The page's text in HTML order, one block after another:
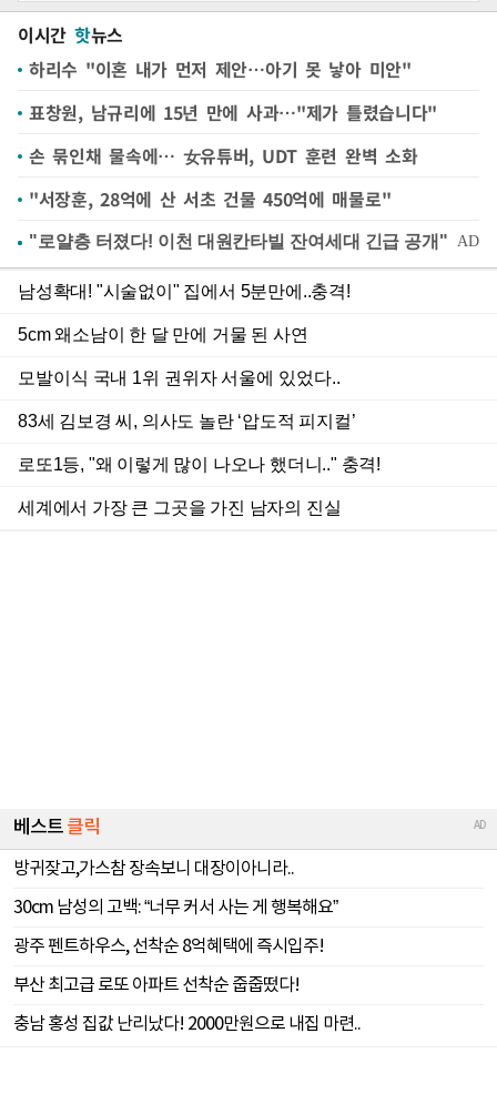
이시간 핫뉴스
하리수 "이혼 내가 먼저 제안…아기 못 낳아 미안"
표창원, 남규리에 15년 만에 사과…"제가 틀렸습니다"
손 묶인채 물속에… 女유튜버, UDT 훈련 완벽 소화
"서장훈, 28억에 산 서초 건물 450억에 매물로"